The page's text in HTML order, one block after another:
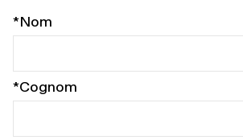
*Nom
*Cognom